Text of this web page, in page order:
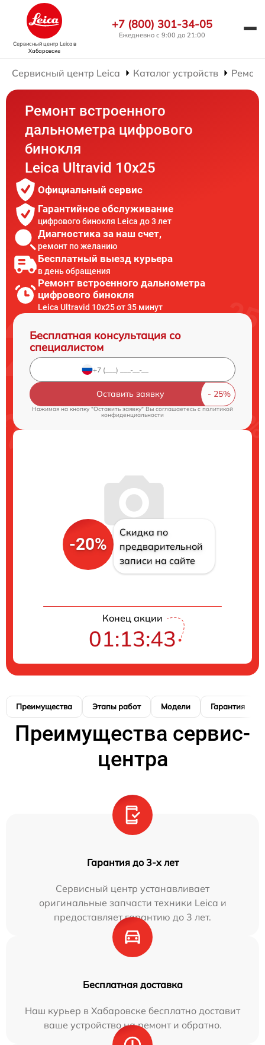
Сервисный центр Leicaв
Хабаровске
+7 (800) 301-34-05
Ежедневно с 9:00 до 21:00
Сервисный центр Leica Каталог устройств
Ремонт встроенного
дальнометра цифрового
бинокля
Leica Ultravid 10x25
Официальный сервис
Гарантийное обслуживание
цифрового бинокля Leica до 3 лет
Диагностика за наш счет,
ремонт по желанию
Бесплатный выезд курьера
в день обращения
Ремонт встроенного дальнометра
цифрового бинокля
Leica Ultravid 10x25 от 35 минут
Бесплатная консультация со
специалистом
Оставить заявку
Нажимая на кнопку "Оставить заявку" Вы соглашаетесь cполитикой
конфиденциальности
-20%
Скидка по
предварительной
записи на сайте
Конец акции
01:13:42
Преимущества Этапы работ Модели Гарантия
Преимущества сервис-
центра
Гарантия до 3-х лет
Сервисный центр устанавливает
оригинальные запчасти техники Leica и
предоставляет гарантию до 3 лет.
Бесплатная доставка
Наш курьер в Хабаровске бесплатно доставит
ваше устройство на ремонт и обратно.